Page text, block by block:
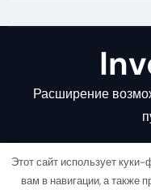
Расширение
Этот сайт использует
вам в навигации, а также